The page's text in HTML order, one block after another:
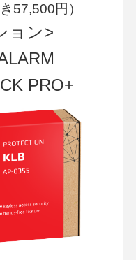
57,500円）
ョン>
PRO+